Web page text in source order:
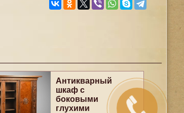
Антикварный
шкаф с
боковыми
глухими